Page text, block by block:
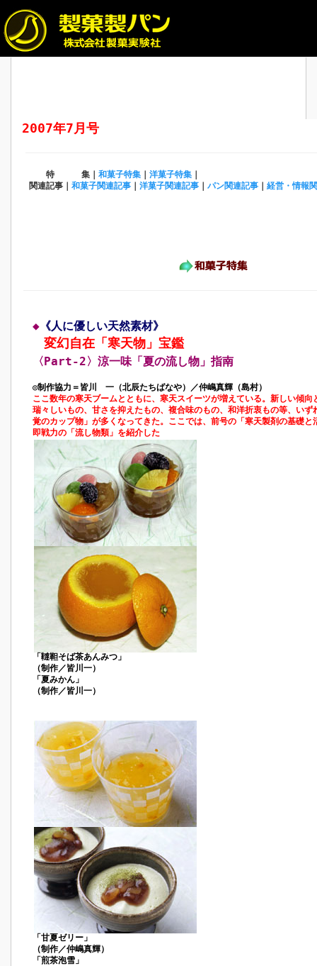
2007年7月号
特 集｜ 和菓子特集｜ 洋菓子特集｜
関連記事｜ 和菓子関連記事｜ 洋菓子関連記事｜ パン関連記事｜ 経営・情報
◆《人に優しい天然素材》
変幻自在「寒天物」宝鑑
〈Part‐2〉涼一味「夏の流し物」指南
◎制作協力＝皆川 一（北辰たちばなや）／仲嶋真輝（島村）
ここ数年の寒天ブームとともに、寒天スイーツが増えている。新しい傾向
瑞々しいもの、甘さを抑えたもの、複合味のもの、和洋折衷もの等、いず
覚のカップ物」が多くなってきた。ここでは、前号の「寒天製剤の基礎と
即戦力の「流し物類」を紹介した
「韃靼そば茶あんみつ」
（制作／皆川一）
「夏みかん」
（制作／皆川一）
「甘夏ゼリー」
（制作／仲嶋真輝）
「煎茶泡雪」